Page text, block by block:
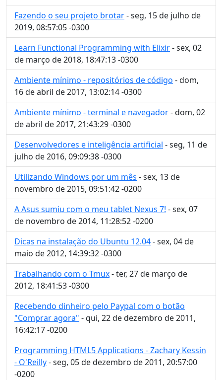
Fazendo o seu projeto brotar- seg, 15 de julho de
2019, 08:57:05 -0300
Learn Functional Programming with Elixir- sex, 02
de março de 2018, 18:47:13 -0300
Ambiente mínimo - repositórios de código - dom,
16 de abril de 2017, 13:02:14 -0300
Ambiente mínimo - terminal e navegador- dom, 02
de abril de 2017, 21:43:29 -0300
Desenvolvedores e inteligência artificial - seg, 11 de
julho de 2016, 09:09:38 -0300
Utilizando Windows por um mês - sex, 13 de
novembro de 2015, 09:51:42 -0200
A Asus sumiu com o meu tablet Nexus 7! - sex, 07
de novembro de 2014, 11:28:52 -0200
Dicas na instalação do Ubuntu 12.04- sex, 04 de
maio de 2012, 14:39:32 -0300
Trabalhando com o Tmux- ter, 27 de março de
2012, 18:41:53 -0300
Recebendo dinheiro pelo Paypal com o botão
"Comprar agora" - qui, 22 de dezembro de 2011,
16:42:17 -0200
Programming HTML5 Applications - Zachary Kessin
- O'Reilly- seg, 05 de dezembro de 2011, 20:57:00
-0200